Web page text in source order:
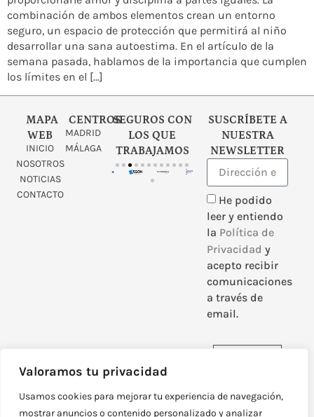
Valoramos tu privacidad
Usamos cookies para mejorar tu experiencia de navegación,
mostrar anuncios o contenido personalizado y analizar
combinación de ambos elementos crean un entorno
seguro, un espacio de protección que permitirá al niño
desarrollar una sana autoestima. En el artículo de la
semana pasada, hablamos de la importancia que cumplen
los límites en el […]
MAPA
WEB
INICIO
NOSOTROS
NOTICIAS
CONTACTO
CENTROS
MADRID
MÁLAGA
SEGUROS CON
LOS QUE
TRABAJAMOS
SUSCRÍBETE A
NUESTRA
NEWSLETTER
He podido
leer y entiendo
la Política de
Privacidad y
acepto recibir
comunicaciones
a través de
email.